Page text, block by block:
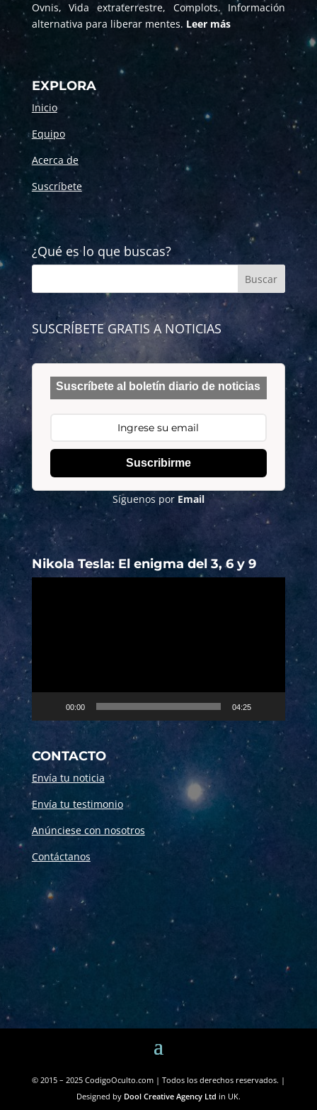
Ovnis, Vida extraterrestre, Complots. Información
alternativa para liberar mentes. Leer más
EXPLORA
Inicio
Equipo
Acerca de
Suscríbete
¿Qué es lo que buscas?
SUSCRÍBETE GRATIS A NOTICIAS
Suscríbete al boletín diario de noticias
Suscribirme
Síguenos por Email
Nikola Tesla: El enigma del 3, 6 y 9
00:00 04:25
CONTACTO
Envía tu noticia
Envía tu testimonio
Anúnciese con nosotros
Contáctanos
© 2015 – 2025 CodigoOculto.com | Todos los derechos reservados. |
Designed by Dool Creative Agency Ltd in UK.